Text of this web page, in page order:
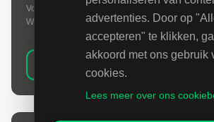
Voor Gemeente Rotterdam zijn wij op zoek naar
Werkvoorbereider Wegenbouw
advertenties. Door op
accepteren" te klikken,
akkoord met ons gebruik
cookies.
Lees meer over ons